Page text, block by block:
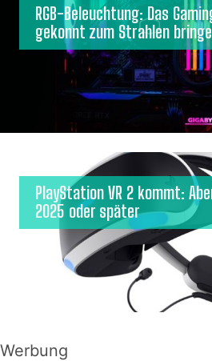
RGB-Beleuchtung: Das
gekonnt zum Strahlen
PlayStation VR 2 kommt:
2025 oder später
Werbung